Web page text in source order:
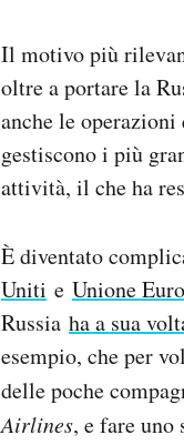
Il motivo più
oltre a portare la
anche le
gestiscono i più
attività, il che ha
È diventato
Uniti e Unione
Russia ha a sua
esempio, che per
delle poche
Airlines, e fare uno